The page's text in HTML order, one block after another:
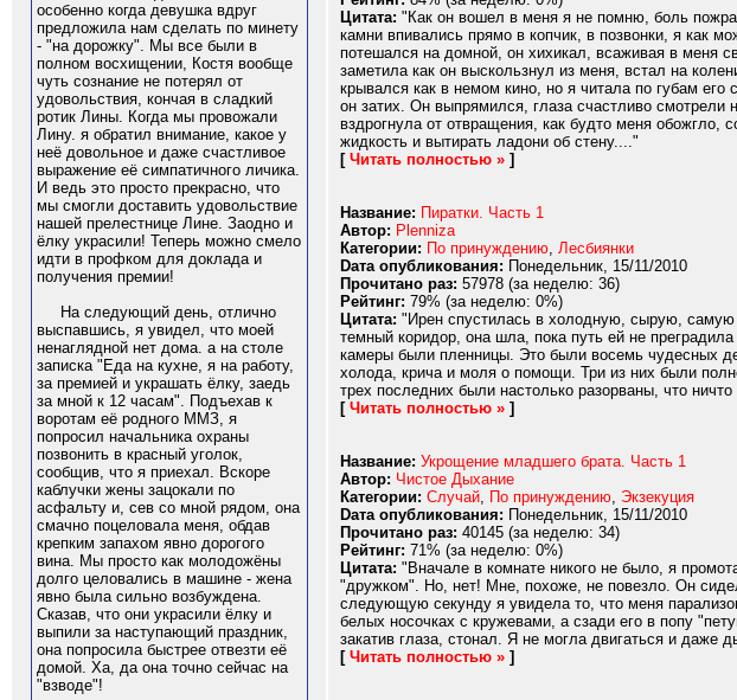
особенно когда девушка вдруг
предложила нам сделать по минету
- "на дорожку". Мы все были в
полном восхищении, Костя вообще
чуть сознание не потерял от
удовольствия, кончая в сладкий
ротик Лины. Когда мы провожали
Лину. я обратил внимание, какое у
неё довольное и даже счастливое
выражение её симпатичного личика.
И ведь это просто прекрасно, что
мы смогли доставить удовольствие
нашей прелестнице Лине. Заодно и
ёлку украсили! Теперь можно смело
идти в профком для доклада и
получения премии!
На следующий день, отлично
выспавшись, я увидел, что моей
ненаглядной нет дома. а на столе
записка "Еда на кухне, я на работу,
за премией и украшать ёлку, заедь
за мной к 12 часам". Подъехав к
воротам её родного ММЗ, я
попросил начальника охраны
позвонить в красный уголок,
сообщив, что я приехал. Вскоре
каблучки жены зацокали по
асфальту и, сев со мной рядом, она
смачно поцеловала меня, обдав
крепким запахом явно дорогого
вина. Мы просто как молодожёны
долго целовались в машине - жена
явно была сильно возбуждена.
Сказав, что они украсили ёлку и
выпили за наступающий праздник,
она попросила быстрее отвезти её
домой. Ха, да она точно сейчас на
"взводе"!
Цитата: "Как он вошел в меня я не помню, боль
камни впивались прямо в копчик, в позвонки, я как
потешался на домной, он хихикал, всаживая в меня
заметила как он выскользнул из меня, встал на
крывался как в немом кино, но я читала по губам
он затих. Он выпрямился, глаза счастливо смотрели
вздрогнула от отвращения, как будто меня обожгло,
жидкость и вытирать ладони об стену...."
[ Читать полностью » ]
Название: Пиратки. Часть 1
Автор: Plenniza
Категории: По принуждению, Лесбиянки
Dата опубликования: Понедельник, 15/11/2010
Прочитано раз: 57978 (за неделю: 36)
Рейтинг: 79% (за неделю: 0%)
Цитата: "Ирен спустилась в холодную, сырую,
темный коридор, она шла, пока путь ей не
камеры были пленницы. Это были восемь чудесных
холода, крича и моля о помощи. Три из них были
трех последних были настолько разорваны, что
[ Читать полностью » ]
Название: Укрощение младшего брата. Часть 1
Автор: Чистое Дыхание
Категории: Случай, По принуждению, Экзекуция
Dата опубликования: Понедельник, 15/11/2010
Прочитано раз: 40145 (за неделю: 34)
Рейтинг: 71% (за неделю: 0%)
Цитата: "Вначале в комнате никого не было, я
"дружком". Но, нет! Мне, похоже, не повезло. Он
следующую секунду я увидела то, что меня
белых носочках с кружевами, а сзади его в попу
закатив глаза, стонал. Я не могла двигаться и даже
[ Читать полностью » ]